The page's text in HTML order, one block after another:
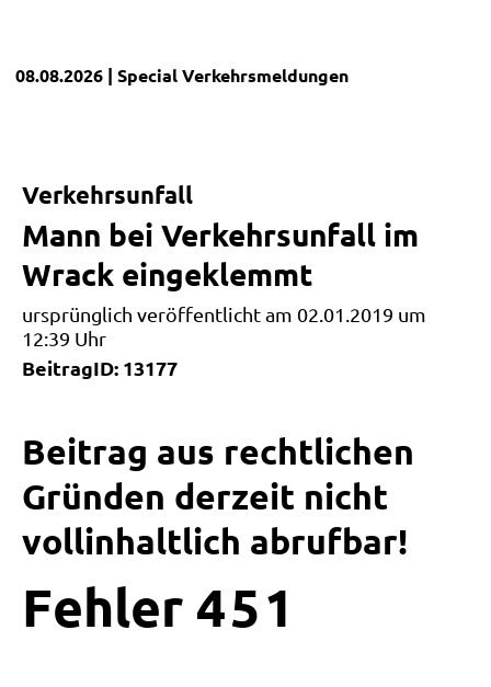
08.08.2026 | SpecialVerkehrsmeldungen
Verkehrsunfall
Mann bei Verkehrsunfall im
Wrack eingeklemmt
ursprünglich veröffentlicht am 02.01.2019 um
12:39 Uhr
BeitragID: 13177
Beitrag aus rechtlichen
Gründen derzeit nicht
vollinhaltlich abrufbar!
Fehler 4 5 1